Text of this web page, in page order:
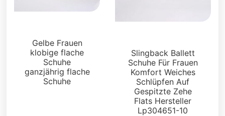
Gelbe Frauen
klobige flache
Schuhe
ganzjährig flache
Schuhe
Slingback Ballett
Schuhe Für Frauen
Komfort Weiches
Schlüpfen Auf
Gespitzte Zehe
Flats Hersteller
Lp304651-10